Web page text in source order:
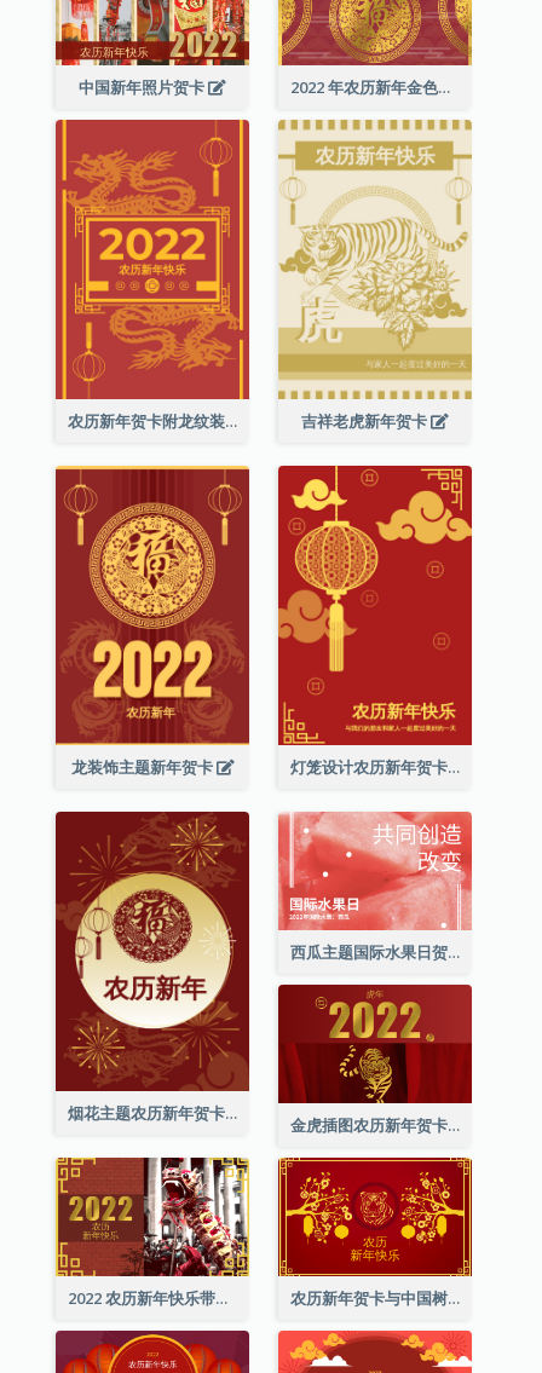
中国新年照片贺卡 2022 年农历新年金色贺卡
农历新年贺卡附龙纹装饰 吉祥老虎新年贺卡
龙装饰主题新年贺卡 灯笼设计农历新年贺卡
烟花主题农历新年贺卡
西瓜主题国际水果日贺卡
金虎插图农历新年贺卡
2022 农历新年快乐带照片贺卡 农历新年贺卡与中国树插图